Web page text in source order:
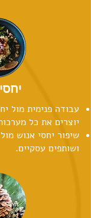
עבודה פנימית מול
יוצרים את כל
שיפור יחסי אנוש
ושותפים עסקיים.